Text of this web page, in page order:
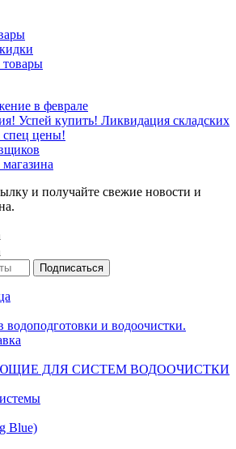
в феврале
Успей купить! Ликвидация складских
спец цены!
и получайте свежие новости и
водоподготовки и водоочистки.
ДЛЯ СИСТЕМ ВОДООЧИСТКИ
Blue)